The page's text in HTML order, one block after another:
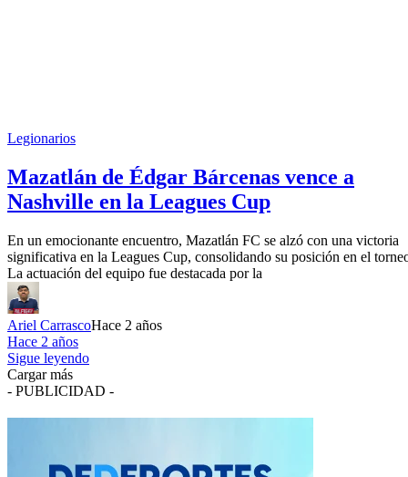
Legionarios
Mazatlán de Édgar Bárcenas vence a
Nashville en la Leagues Cup
En un emocionante encuentro, Mazatlán FC se alzó con una victoria
significativa en la Leagues Cup, consolidando su posición en el
La actuación del equipo fue destacada por la
Ariel CarrascoHace 2 años
Hace 2 años
Sigue leyendo
Cargar más
- PUBLICIDAD -